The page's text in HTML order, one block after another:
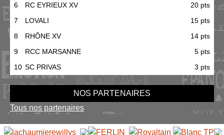
6
RC EYRIEUX XV
20 pts
7
LOVALI
15 pts
8
RHÔNE XV
14 pts
9
RCC MARSANNE
5 pts
10 SC PRIVAS 3 pts
NOS PARTENAIRES
Tous nos partenaires